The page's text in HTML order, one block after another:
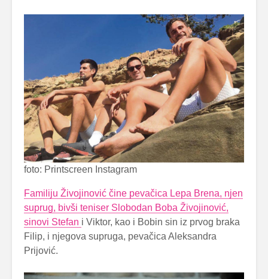
foto: Printscreen Instagram
Familiju Živojinović čine pevačica Lepa Brena, njen
suprug, bivši teniser Slobodan Boba Živojinović,
sinovi Stefan i Viktor, kao i Bobin sin iz prvog braka
Filip, i njegova supruga, pevačica Aleksandra
Prijović.